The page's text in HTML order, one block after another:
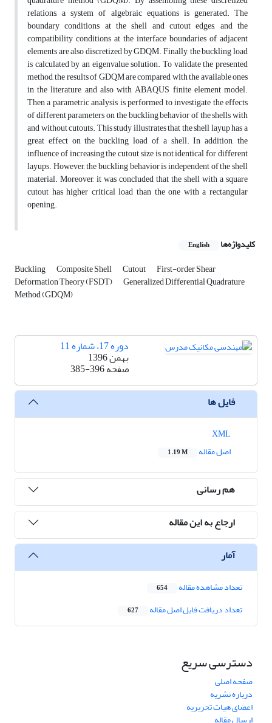
relations, a system of algebraic equations is generated. The
boundary conditions at the shell and cutout edges, and the
compatibility conditions at the interface boundaries of adjacent
elements are also discretized by GDQM. Finally, the buckling load
is calculated by an eigenvalue solution. To validate the presented
method, the results of GDQM are compared with the available ones
in the literature and also with ABAQUS finite element model.
Then a parametric analysis is performed to investigate the effects
of different parameters on the buckling behavior of the shells with
and without cutouts. This study illustrates that the shell layup has a
great effect on the buckling load of a shell. In addition, the
influence of increasing the cutout size is not identical for different
layups. However, the buckling behavior is independent of the shell
material. Moreover, it was concluded that the shell with a square
cutout has higher critical load than the one with a rectangular
opening.
کلیدواژه‌ها English
Buckling Composite Shell Cutout First-order Shear
Deformation Theory (FSDT) Generalized Differential Quadrature
Method (GDQM)
دوره 17، شماره 11
بهمن 1396
صفحه385-396
فایل ها
اصل مقاله
1.19 M
هم رسانی
ارجاع به این مقاله
آمار
تعداد مشاهده مقاله 654
تعداد دریافت فایل اصل مقاله 627
دسترسی سریع
صفحه اصلی
درباره نشریه
اعضای هیات تحریریه